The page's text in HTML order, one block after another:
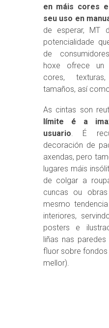
en máis cores
seu uso en
de esperar, MT
potencialidade
de
hoxe ofrece
cores,
tamaños, así
As cintas son
límite é a
usuario. É
decoración de
axendas, pero
lugares máis
de colgar a
cuncas ou
mesmo
interiores,
posters e
liñas nas
fluor sobre
mellor).